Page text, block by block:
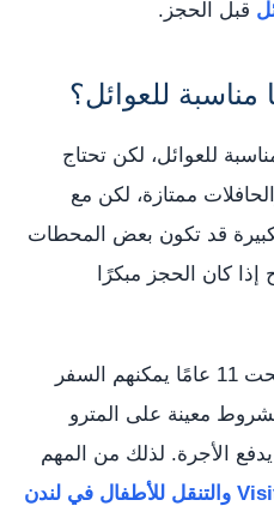
قبل الحجز.
للعوائل؟
للعوائل، لكن تحتاج
ممتازة، لكن مع
قد تكون بعض المحطات
كان الحجز مبكرًا
موقع TfL يوضح أن الأطفال تحت 11 عامًا يمكنهم السفر
معينة على المترو
الأجرة. لذلك من المهم